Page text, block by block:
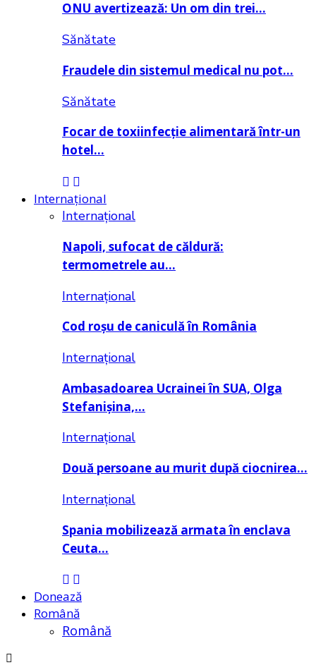
ONU avertizează: Un om din trei…
Sănătate
Fraudele din sistemul medical nu pot…
Sănătate
Focar de toxiinfecție alimentară într-un
hotel…
Internațional
Internațional
Napoli, sufocat de căldură:
termometrele au…
Internațional
Cod roșu de caniculă în România
Internațional
Ambasadoarea Ucrainei în SUA, Olga
Stefanișina,…
Internațional
Două persoane au murit după ciocnirea…
Internațional
Spania mobilizează armata în enclava
Ceuta…
Donează
Română
Română